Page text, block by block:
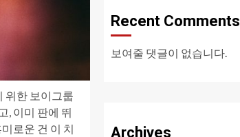
위한 보이그룹
, 이미 판에 뛰
로운 건 이 치
Recent Comments
보여줄 댓글이 없습니다.
Archives